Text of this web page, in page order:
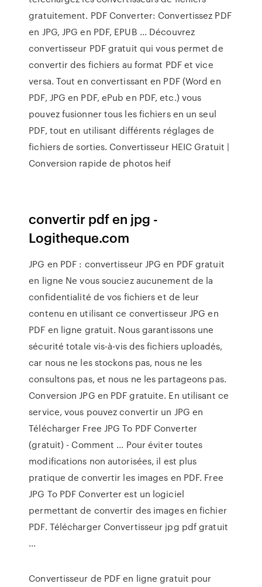
gratuitement. PDF Converter: Convertissez PDF
en JPG, JPG en PDF, EPUB ... Découvrez
convertisseur PDF gratuit qui vous permet de
convertir des fichiers au format PDF et vice
versa. Tout en convertissant en PDF (Word en
PDF, JPG en PDF, ePub en PDF, etc.) vous
pouvez fusionner tous les fichiers en un seul
PDF, tout en utilisant différents réglages de
fichiers de sorties. Convertisseur HEIC Gratuit |
Conversion rapide de photos heif
convertir pdf en jpg -
Logitheque.com
JPG en PDF : convertisseur JPG en PDF gratuit
en ligne Ne vous souciez aucunement de la
confidentialité de vos fichiers et de leur
contenu en utilisant ce convertisseur JPG en
PDF en ligne gratuit. Nous garantissons une
sécurité totale vis-à-vis des fichiers uploadés,
car nous ne les stockons pas, nous ne les
consultons pas, et nous ne les partageons pas.
Conversion JPG en PDF gratuite. En utilisant ce
service, vous pouvez convertir un JPG en
Télécharger Free JPG To PDF Converter
(gratuit) - Comment ... Pour éviter toutes
modifications non autorisées, il est plus
pratique de convertir les images en PDF. Free
JPG To PDF Converter est un logiciel
permettant de convertir des images en fichier
PDF. Télécharger Convertisseur jpg pdf gratuit
...
Convertisseur de PDF en ligne gratuit pour